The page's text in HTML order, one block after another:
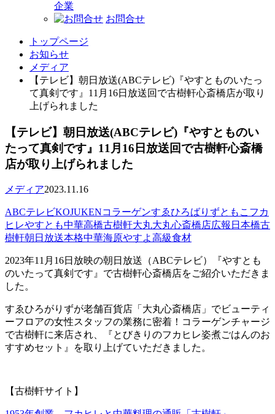
企業
お問合せ
トップページ
お知らせ
メディア
【テレビ】朝日放送(ABCテレビ)『やすとものいたっ
て真剣です』11月16日放送回で古樹軒心斎橋店が取り
上げられました
【テレビ】朝日放送(ABCテレビ)『やすとものい
たって真剣です』11月16日放送回で古樹軒心斎橋
店が取り上げられました
メディア2023.11.16
ABCテレビKOJUKENコラーゲンすゑひろばりずともこ フカ
ヒレやすとも中華高橋古樹軒大丸大丸心斎橋店広報 日本橋古
樹軒朝日放送本格中華海原やすよ高級食材
2023年11月16日放映の朝日放送（ABCテレビ）『やすとも
のいたって真剣です』 で古樹軒心斎橋店をご紹介いただきま
した。
すゑひろがりずが老舗百貨店「大丸心斎橋店」でビューティ
ーフロアの女性スタッフの業務に密着！コラーゲンチャージ
で古樹軒に来店され、『とびきりのフカヒレ姿煮ごはんのお
すすめセット』を取り上げていただきました。
【古樹軒サイト】